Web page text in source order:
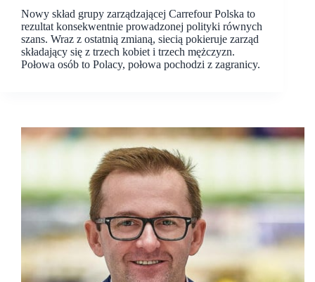
Nowy skład grupy zarządzającej Carrefour Polska to
rezultat konsekwentnie prowadzonej polityki równych
szans. Wraz z ostatnią zmianą, siecią pokieruje zarząd
składający się z trzech kobiet i trzech mężczyzn.
Połowa osób to Polacy, połowa pochodzi z zagranicy.